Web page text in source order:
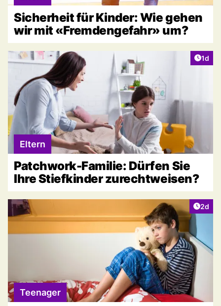
Sicherheit für Kinder: Wie gehen
wir mit «Fremdengefahr» um?
1d
Eltern
Patchwork-Familie: Dürfen Sie
Ihre Stiefkinder zurechtweisen?
2d
Teenager